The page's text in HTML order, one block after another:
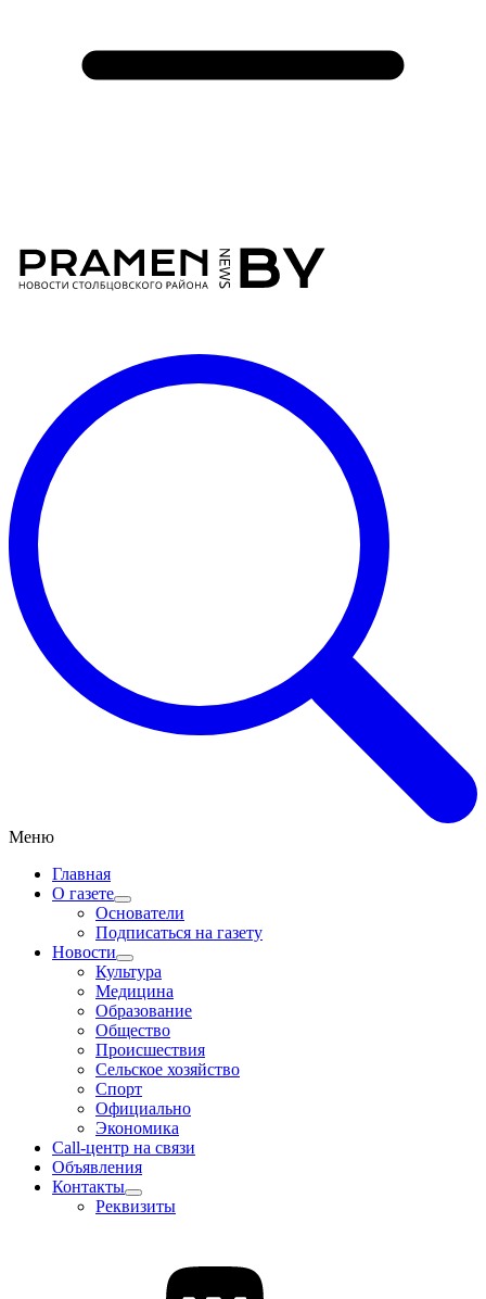
Меню
Главная
О газете
Основатели
Подписаться на газету
Новости
Культура
Медицина
Образование
Общество
Происшествия
Сельское хозяйство
Спорт
Официально
Экономика
Call-центр на связи
Объявления
Контакты
Реквизиты